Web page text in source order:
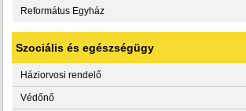
Református Egyház
Szociális és egészségügy
Háziorvosi rendelő
Védőnő